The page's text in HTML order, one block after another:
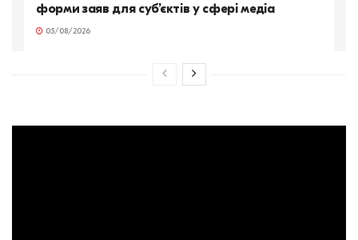
форми заяв для суб’єктів у сфері медіа
05/08/2026